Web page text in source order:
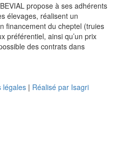
propose à ses adhérents
élevages, réalisent un
financement du cheptel (truies
préférentiel, ainsi qu’un prix
des contrats dans
légales | Réalisé par Isagri